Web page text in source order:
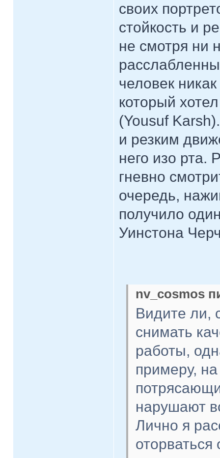
своих
стойкость и
не смотря ни
человек
который
(Yousuf
и резким
него изо рта.
гневно
очередь,
получило
Уинстона
nv_cosmos
Видите ли,
снимать
работы,
примеру,
нарушают
Лично я
оторваться